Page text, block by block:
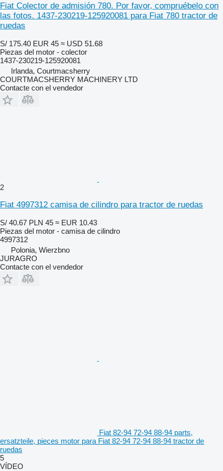
Fiat Colector de admisión 780. Por favor, compruébelo con
las fotos. 1437-230219-125920081 para Fiat 780 tractor de
ruedas
S/ 175.40 EUR 45 ≈ USD 51.68
Piezas del motor - colector
1437-230219-125920081
Irlanda, Courtmacsherry
COURTMACSHERRY MACHINERY LTD
Contacte con el vendedor
2
Fiat 4997312 camisa de cilindro para tractor de ruedas
S/ 40.67 PLN 45 ≈ EUR 10.43
Piezas del motor - camisa de cilindro
4997312
Polonia, Wierzbno
JURAGRO
Contacte con el vendedor
Fiat 82-94 72-94 88-94 parts,
ersatzteile, pieces motor para Fiat 82-94 72-94 88-94 tractor de
ruedas
5
VÍDEO